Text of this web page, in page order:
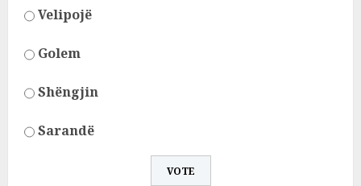
Velipojë
Golem
Shëngjin
Sarandë